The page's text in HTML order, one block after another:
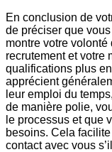
En conclusion de
de préciser que
montre votre volonté
recrutement et votre
qualifications plus
apprécient
leur emploi du
de manière polie,
le processus et que
besoins. Cela
contact avec vous